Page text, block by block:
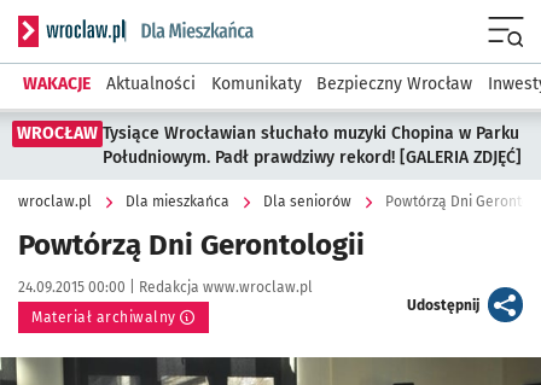
Serwis informacyjny wroclaw.pl podserwis: Dla mieszkańca
WAKACJE Aktualności Komunikaty Bezpieczny Wrocław
WROCŁAW Tysiące Wrocławian słuchało muzyki Chopina w Parku
Południowym. Padł prawdziwy rekord! [GALERIA ZDJĘĆ]
wroclaw.pl Dla mieszkańca Dla seniorów Powtórzą Dni
Powtórzą Dni Gerontologii
Data publikacji:
24.09.2015 00:00 | Autor:
Redakcja www.wroclaw.pl
Materiał archiwalny
Udostępnijartykuł
Kliknij, aby powiększyć